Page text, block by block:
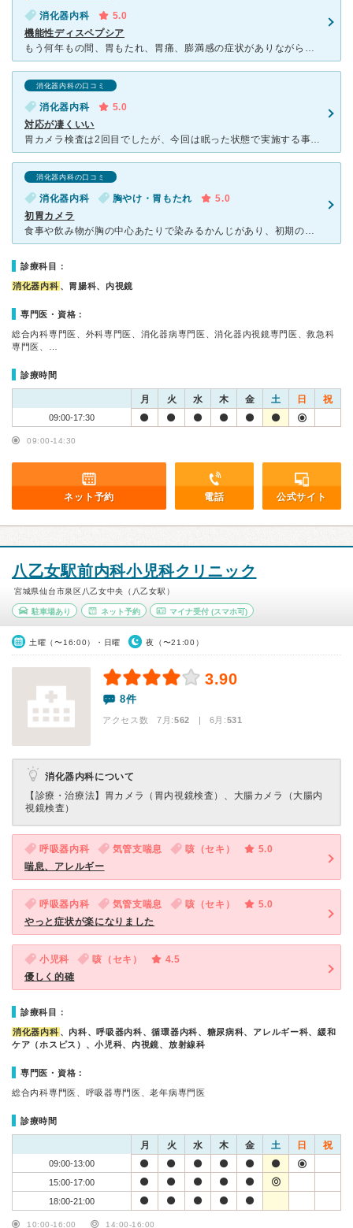
消化器内科
5.0
機能性ディスペプシア
もう何年もの間、胃もたれ、胃痛、膨満感の症状がありながら、「慢性胃炎」との診断で薬を常用するほどではないと言われて人知れず悩んでいました。その日の体調により食べたいのに食べられず、友達とのランチでも我
消化器内科の口コミ
消化器内科
5.0
対応が凄くいい
胃カメラ検査は2回目でしたが、今回は眠った状態で実施する事を薦められて検査して頂きました。 初めての眠った状態での検査で少し不安が有りましたが、先生からの丁寧な説明もあり受ける事にしました。 検査
消化器内科の口コミ
消化器内科 胸やけ・胃もたれ
5.0
初胃カメラ
食事や飲み物が胸の中心あたりで染みるかんじがあり、初期の食道ガンの疑いもあった為、一番太い高性能なカメラを飲みました。初めての胃カメラでテレビなどで、よく辛いと聞いた事があり、かなり不安でしたが、鎮静
診療科目：
消化器内科 、胃腸科、内視鏡
専門医・資格：
総合内科専門医、外科専門医、消化器病専門医、消化器内視鏡専門医、救急科
専門医、…
診療時間
月 火 水 木 金 土 日 祝
09:00-17:30
09:00-14:30
ネット予約 電話 公式サイト
八乙女駅前内科小児科クリニック
宮城県仙台市泉区八乙女中央（八乙女駅）
駐車場あり ネット予約 マイナ受付 (スマホ可)
土曜（〜16:00）・日曜 夜（〜21:00）
3.90
8件
アクセス数 7月:562 | 6月:531
消化器内科について
【診療・治療法】 胃カメラ（胃内視鏡検査）、大腸カメラ（大腸内
視鏡検査）
呼吸器内科 気管支喘息 咳（セキ）
5.0
喘息、アレルギー
呼吸器内科 気管支喘息 咳（セキ）
5.0
やっと症状が楽になりました
小児科 咳（セキ）
4.5
優しく的確
診療科目：
消化器内科 、内科、呼吸器内科、循環器内科、糖尿病科、アレルギー科、緩和
ケア（ホスピス）、小児科、内視鏡、放射線科
専門医・資格：
総合内科専門医、呼吸器専門医、老年病専門医
診療時間
月 火 水 木 金 土 日 祝
09:00-13:00
15:00-17:00
18:00-21:00
10:00-16:00 14:00-16:00